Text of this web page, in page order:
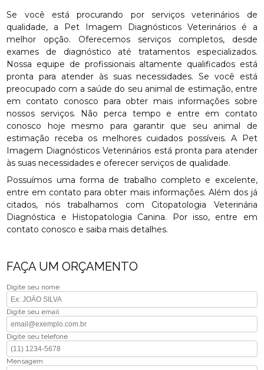
Se você está procurando por serviços veterinários de
qualidade, a Pet Imagem Diagnósticos Veterinários é a
melhor opção. Oferecemos serviços completos, desde
exames de diagnóstico até tratamentos especializados.
Nossa equipe de profissionais altamente qualificados está
pronta para atender às suas necessidades. Se você está
preocupado com a saúde do seu animal de estimação, entre
em contato conosco para obter mais informações sobre
nossos serviços. Não perca tempo e entre em contato
conosco hoje mesmo para garantir que seu animal de
estimação receba os melhores cuidados possíveis. A Pet
Imagem Diagnósticos Veterinários está pronta para atender
às suas necessidades e oferecer serviços de qualidade.
Possuímos uma forma de trabalho completo e excelente,
entre em contato para obter mais informações. Além dos já
citados, nós trabalhamos com Citopatologia Veterinária
Diagnóstica e Histopatologia Canina. Por isso, entre em
contato conosco e saiba mais detalhes.
FAÇA UM ORÇAMENTO
Digite seu nome
Digite seu email
Digite seu telefone
Mensagem